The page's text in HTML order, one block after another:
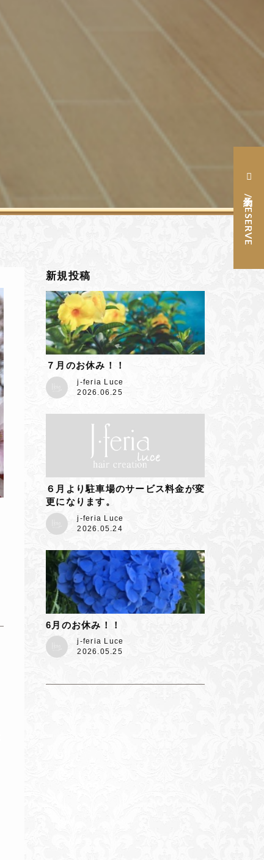
予約 / RESERVE
新規投稿
７月のお休み！！
j-feria Luce
2026.06.25
６月より駐車場のサービス料金が変
更になります。
j-feria Luce
2026.05.24
6月のお休み！！
j-feria Luce
2026.05.25